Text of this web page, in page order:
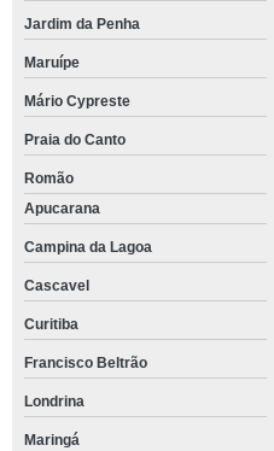
Jardim da Penha
Maruípe
Mário Cypreste
Praia do Canto
Romão
Apucarana
Campina da Lagoa
Cascavel
Curitiba
Francisco Beltrão
Londrina
Maringá